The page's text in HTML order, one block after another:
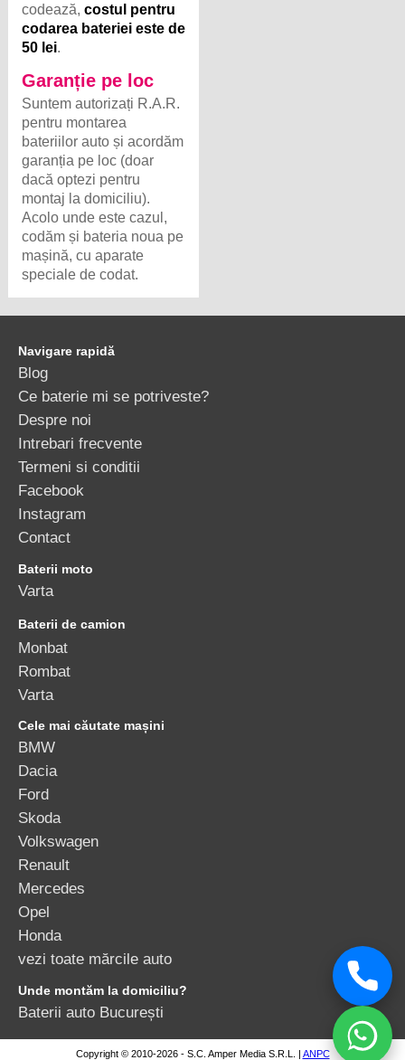
codează,costul pentru
codarea bateriei este de
50 lei.
Garanție pe loc
Suntem autorizați R.A.R.
pentru montarea
bateriilor auto și acordăm
garanția pe loc (doar
dacă optezi pentru
montaj la domiciliu).
Acolo unde este cazul,
codăm și bateria noua pe
mașină, cu aparate
speciale de codat.
Navigare rapidă
Blog
Ce baterie mi se potriveste?
Despre noi
Intrebari frecvente
Termeni si conditii
Facebook
Instagram
Contact
Baterii moto
Varta
Baterii de camion
Monbat
Rombat
Varta
Cele mai căutate mașini
BMW
Dacia
Ford
Skoda
Volkswagen
Renault
Mercedes
Opel
Honda
vezi toate mărcile auto
Unde montăm la domiciliu?
Baterii auto București
Copyright © 2010-2026 - S.C. Amper Media S.R.L. | ANPC